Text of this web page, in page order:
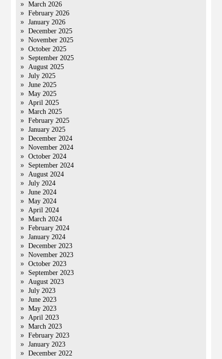
March 2026
February 2026
January 2026
December 2025
November 2025
October 2025
September 2025
August 2025
July 2025
June 2025
May 2025
April 2025
March 2025
February 2025
January 2025
December 2024
November 2024
October 2024
September 2024
August 2024
July 2024
June 2024
May 2024
April 2024
March 2024
February 2024
January 2024
December 2023
November 2023
October 2023
September 2023
August 2023
July 2023
June 2023
May 2023
April 2023
March 2023
February 2023
January 2023
December 2022